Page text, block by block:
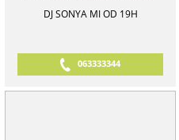
DJ SONYA MI OD 19H
063333344